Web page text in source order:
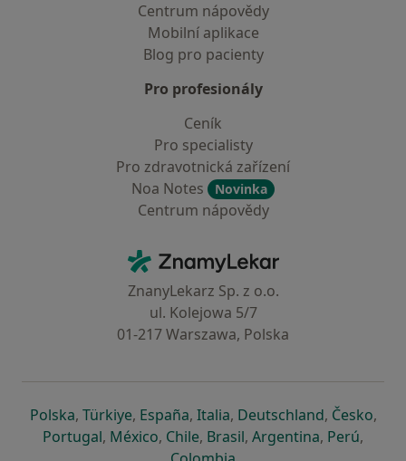
Centrum nápovědy
Mobilní aplikace
Blog pro pacienty
Pro profesionály
Ceník
Pro specialisty
Pro zdravotnická zařízení
Noa Notes
Novinka
Centrum nápovědy
ZnamyLekar - Hlavní stránka
ZnanyLekarz Sp. z o.o.
ul. Kolejowa 5/7
01-217 Warszawa, Polska
Polskase otevře v nové záložce
, Türkiyese otevře v nové záložce
, Españase otevře v nové záložce
, Italiase otevře v nové záložce
, Deutschlandse otevře v
, Českose
,
Portugalse otevře v nové záložce
, Méxicose otevře v nové záložce
, Chilese otevře v nové záložce
, Brasilse otevře v nové
, Argentinase otevře v
, Perúse
,